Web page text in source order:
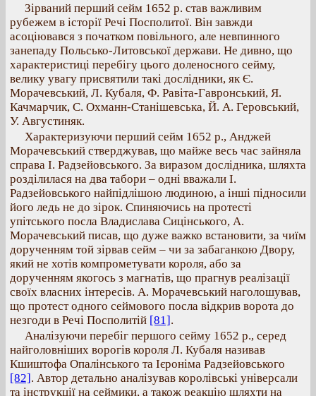
Зірваний перший сейм 1652 р. став важливим
рубежем в історії Речі Посполитої. Він завжди
асоціювався з початком повільного, але невпинного
занепаду Польсько-Литовської держави. Не дивно, що
характеристиці перебігу цього доленосного сейму,
велику увагу присвятили такі дослідники, як Є.
Морачевський, Л. Кубаля, Ф. Равіта-Гавронський, Я.
Качмарчик, С. Охманн-Станішевська, Й. А. Геровський,
У. Августиняк.
Характеризуючи перший сейм 1652 р., Анджей
Морачевський стверджував, що майже весь час зайняла
справа І. Радзейовського. За виразом дослідника, шляхта
розділилася на два табори – одні вважали І.
Радзейовського найпідлішою людиною, а інші підносили
його ледь не до зірок. Спиняючись на протесті
упітського посла Владислава Сицінського, А.
Морачевський писав, що дуже важко встановити, за чиїм
дорученням той зірвав сейм – чи за забаганкою Двору,
який не хотів компрометувати короля, або за
дорученням якогось з магнатів, що прагнув реалізації
своїх власних інтересів. А. Морачевський наголошував,
що протест одного сеймового посла відкрив ворота до
незгоди в Речі Посполитій [81].
Аналізуючи перебіг першого сейму 1652 р., серед
найголовніших ворогів короля Л. Кубаля називав
Кшиштофа Опалінського та Ієроніма Радзейовського
[82]. Автор детально аналізував королівські універсали
та інструкції на сеймики, а також реакцію шляхти на